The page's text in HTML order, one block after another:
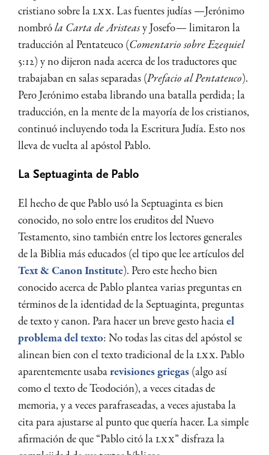
cristiano sobre laLXX. Las fuentes judías —Jerónimo
nombróla Carta de Aristeasy Josefo— limitaron la
traducción al Pentateuco (Comentario sobre Ezequiel
5:12) y no dijeron nada acerca de los traductores que
trabajaban en salas separadas (Prefacio al Pentateuco).
Pero Jerónimo estaba librando una batalla perdida; la
traducción, en la mente de la mayoría de los cristianos,
continuó incluyendo toda la Escritura Judía. Esto nos
lleva de vuelta al apóstol Pablo.
La Septuaginta de Pablo
El hecho de que Pablo usó la Septuaginta es bien
conocido, no solo entre los eruditos del Nuevo
Testamento, sino también entre los lectores generales
de la Biblia más educados (el tipo que lee artículos del
Text & Canon Institute). Pero este hecho bien
conocido acerca de Pablo plantea varias preguntas en
términos de la identidad de la Septuaginta, preguntas
de texto y canon. Para hacer un breve gesto haciael
problema del texto: No todas las citas del apóstol se
alinean bien con el texto tradicional de laLXX. Pablo
aparentemente usabarevisiones griegas(algo así
como el texto de Teodoción), a veces citadas de
memoria, y a veces parafraseadas, a veces ajustaba la
cita para ajustarse al punto que quería hacer. La simple
afirmación de que “Pablo citó laLXX” disfraza la